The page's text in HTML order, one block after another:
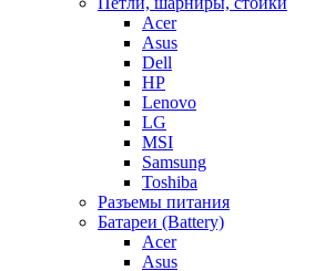
Acer
Asus
Dell
HP
Lenovo
LG
MSI
Samsung
Toshiba
Разъемы питания
Батареи (Battery)
Acer
Asus